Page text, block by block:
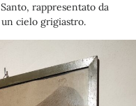
rappresentato da
cielo grigiastro.